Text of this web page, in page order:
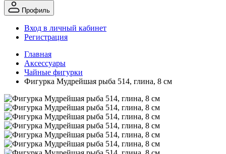
Профиль
Вход в личный кабинет
Регистрация
Главная
Аксессуары
Чайные фигурки
Фигурка Мудрейшая рыба 514, глина, 8 см